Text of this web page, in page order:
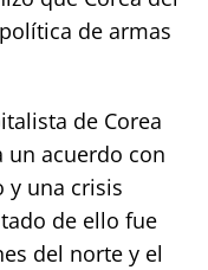
de armas
de Corea
un acuerdo con
y una crisis
de ello fue
del norte y el